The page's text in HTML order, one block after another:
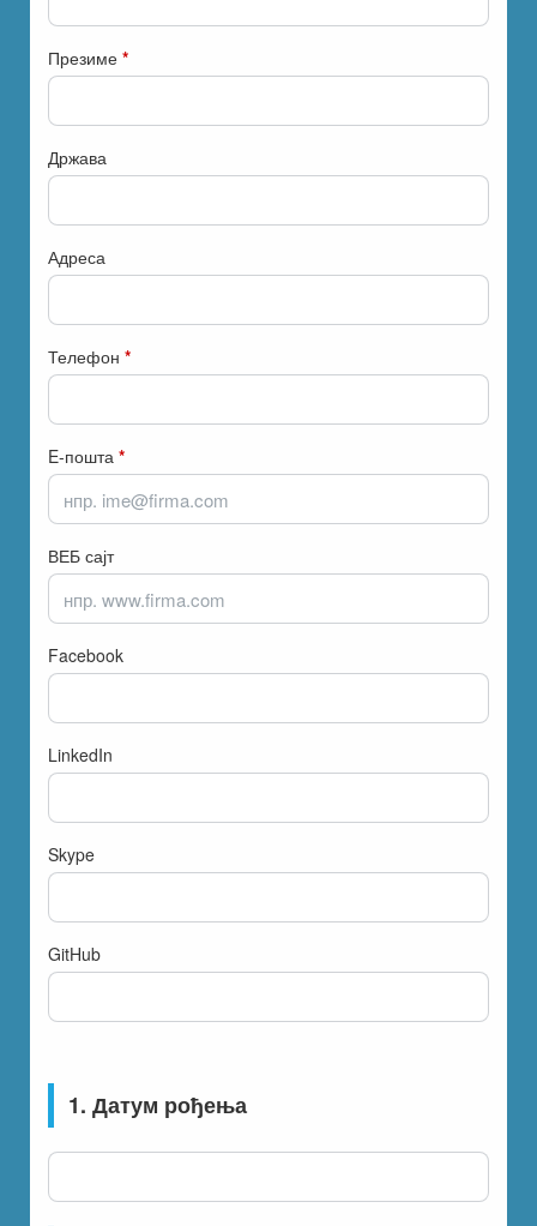
Презиме *
Држава
Адреса
Телефон *
E-пошта *
ВЕБ сајт
Facebook
LinkedIn
Skype
GitHub
1. Датум рођења